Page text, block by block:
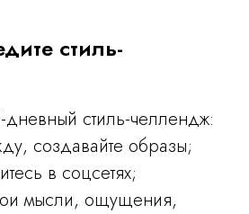
стиль-
дневный стиль-челлендж:
создавайте образы;
в соцсетях;
мысли, ощущения,